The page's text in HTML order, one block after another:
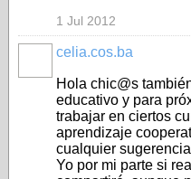
1 Jul 2012
celia.cos.ba
Hola chic@s
educativo y para
trabajar en ciertos
aprendizaje
cualquier
Yo por mi parte si